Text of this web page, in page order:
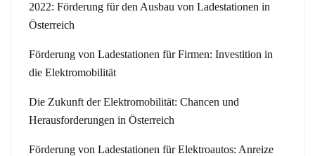
2022: Förderung für den Ausbau von Ladestationen in
Österreich
Förderung von Ladestationen für Firmen: Investition in
die Elektromobilität
Die Zukunft der Elektromobilität: Chancen und
Herausforderungen in Österreich
Förderung von Ladestationen für Elektroautos: Anreize